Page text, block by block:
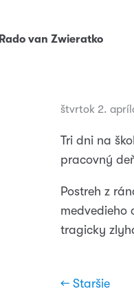
Rado van Zwieratko
štvrtok 2.
Tri dni na
pracovný
Postreh z
medvedieho
tragicky
← Staršie